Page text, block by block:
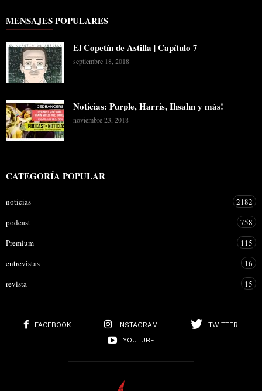
MENSAJES POPULARES
El Copetín de Astilla | Capítulo 7
septiembre 18, 2018
Noticias: Purple, Harris, Ihsahn y más!
noviembre 23, 2018
CATEGORÍA POPULAR
noticias
2182
podcast
758
Premium
115
entrevistas
16
revista
15
FACEBOOK INSTAGRAM
TWITTER
YOUTUBE